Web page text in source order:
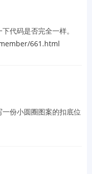
代码是否完全一样。
661.html
份小圆圈图案的扣底位